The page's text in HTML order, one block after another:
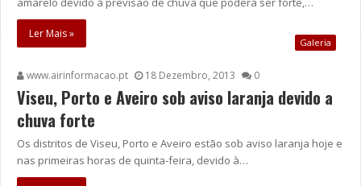
Ler Mais »
Galeria
www.airinformacao.pt 18 Dezembro, 2013 0
Viseu, Porto e Aveiro sob aviso laranja devido a
chuva forte
Os distritos de Viseu, Porto e Aveiro estão sob aviso laranja hoje e
nas primeiras horas de quinta-feira, devido à…